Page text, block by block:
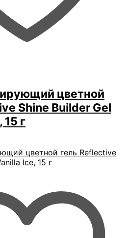
цветной
Shine Builder Gel
г